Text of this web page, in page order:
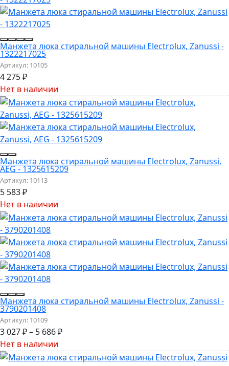
Манжета люка стиральной машины Electrolux, Zanussi -
1322217025
Артикул: 10105
4 275₽
Нет в наличии
Манжета люка стиральной машины Electrolux, Zanussi,
AEG - 1325615209
Артикул: 10113
5 583₽
Нет в наличии
Манжета люка стиральной машины Electrolux, Zanussi -
3790201408
Артикул: 10109
3 027₽– 5 686₽
Нет в наличии